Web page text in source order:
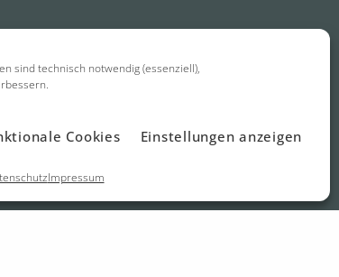
sind technisch notwendig (essenziell),
Cookies Einstellungen anzeigen
Impressum